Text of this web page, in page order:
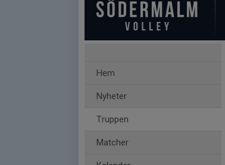
Hem
Nyheter
Truppen
Matcher